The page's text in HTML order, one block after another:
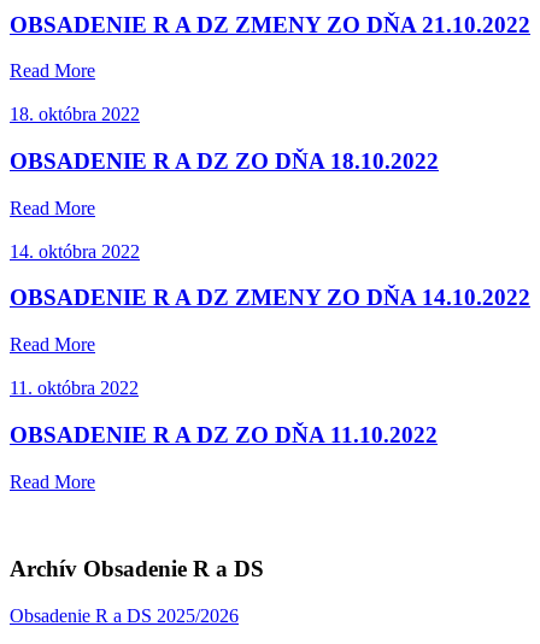
OBSADENIE R A DZ ZMENY ZO DŇA 21.10.2022
Read More
18. októbra 2022
OBSADENIE R A DZ ZO DŇA 18.10.2022
Read More
14. októbra 2022
OBSADENIE R A DZ ZMENY ZO DŇA 14.10.2022
Read More
11. októbra 2022
OBSADENIE R A DZ ZO DŇA 11.10.2022
Read More
Archív Obsadenie R a DS
Obsadenie R a DS 2025/2026